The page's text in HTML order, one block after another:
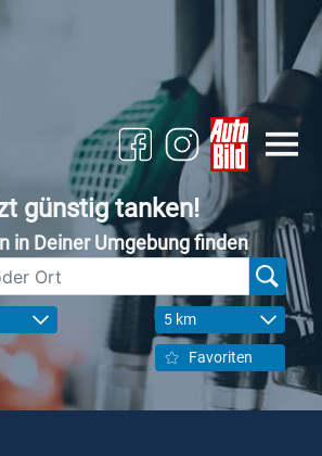
günstig tanken!
in Deiner Umgebung finden
5 km
Favoriten